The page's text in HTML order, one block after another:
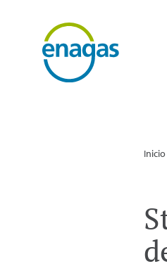
Inicio